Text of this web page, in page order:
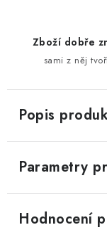
Zboží dobře
sami z něj
Popis
Parametry
Hodnocení